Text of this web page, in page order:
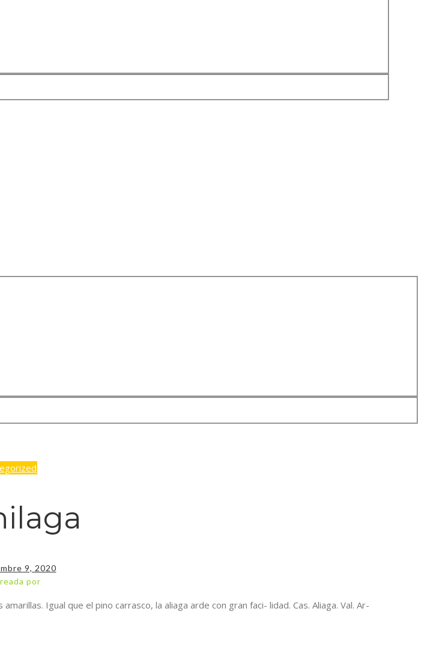
9, 2020
por
Igual que el pino carrasco, la aliaga arde con gran faci- lidad. Cas. Aliaga. Val. Ar-